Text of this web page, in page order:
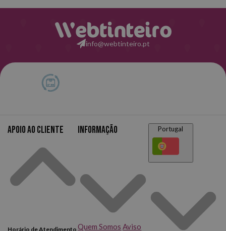
info@webtinteiro.pt
Apoio ao cliente
Horário de Atendimento
Informação
Quem Somos Aviso
Portugal